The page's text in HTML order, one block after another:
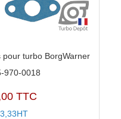
pour turbo BorgWarner
970-0018
TTC